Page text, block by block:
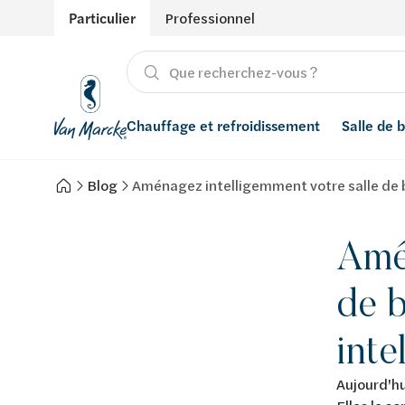
Particulier Professionnel
Chauffage et refroidissement
Chauffage
Salle de
Produits
Énergies renouvelables
Adoucisseurs d’eau
Blog Aménagez intelligemment votre salle
de